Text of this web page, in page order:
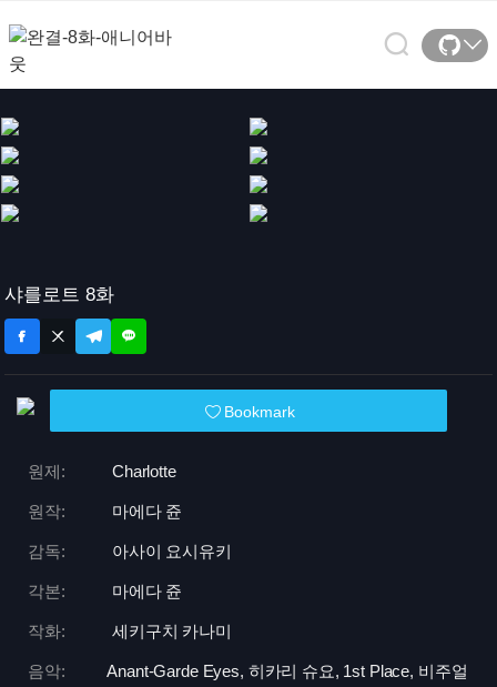
샤를로트 8화
Bookmark
원제: Charlotte
원작: 마에다 쥰
감독: 아사이 요시유키
각본: 마에다 쥰
작화: 세키구치 카나미
음악: Anant-Garde Eyes, 히카리 슈요, 1st Place, 비주얼